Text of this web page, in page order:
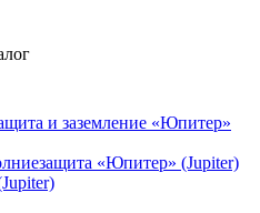
и заземление «Юпитер»
«Юпитер» (Jupiter)